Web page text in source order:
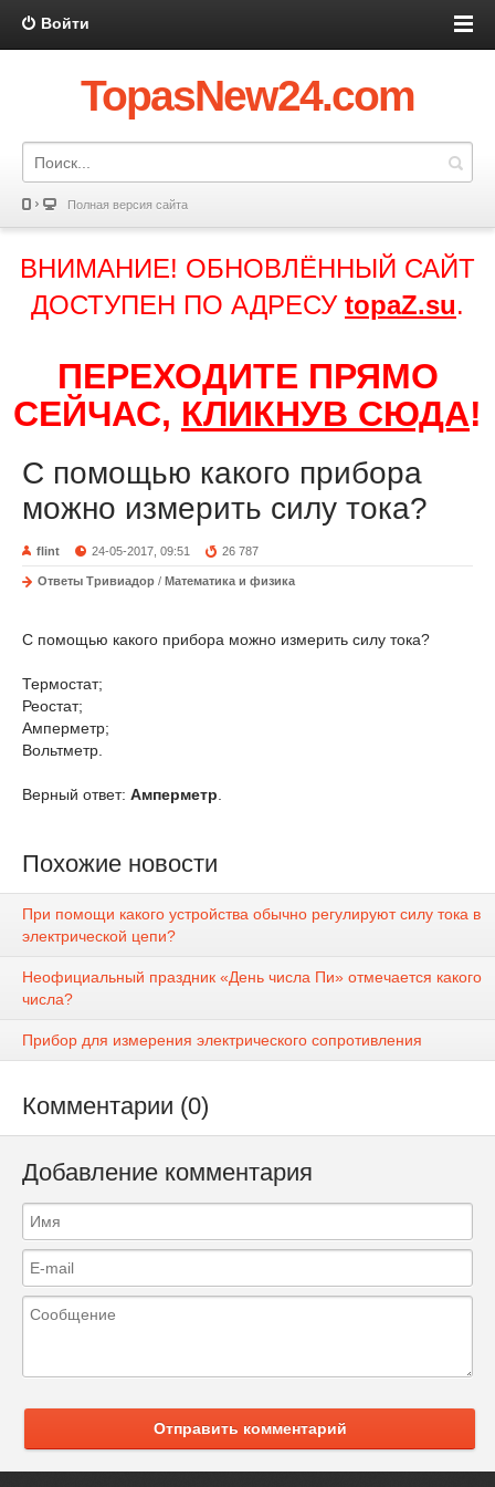
Войти
TopasNew24.com
Полная версия сайта
ВНИМАНИЕ! ОБНОВЛЁННЫЙ САЙТ
ДОСТУПЕН ПО АДРЕСУ topaZ.su.
ПЕРЕХОДИТЕ ПРЯМО
СЕЙЧАС, КЛИКНУВ СЮДА!
С помощью какого прибора
можно измерить силу тока?
flint 24-05-2017, 09:51 26 787
Ответы Тривиадор / Математика и физика
С помощью какого прибора можно измерить силу тока?
Термостат;
Реостат;
Амперметр;
Вольтметр.
Верный ответ: Амперметр
Похожие новости
При помощи какого устройства обычно регулируют силу тока в
электрической цепи?
Неофициальный праздник «День числа Пи» отмечается какого
числа?
Прибор для измерения электрического сопротивления
Комментарии (0)
Добавление комментария
Отправить комментарий